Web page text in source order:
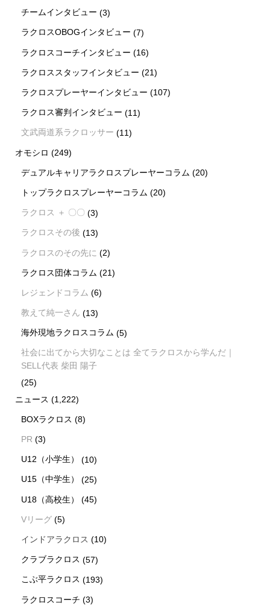
チームインタビュー (3)
ラクロスOBOGインタビュー (7)
ラクロスコーチインタビュー (16)
ラクロススタッフインタビュー (21)
ラクロスプレーヤーインタビュー (107)
ラクロス審判インタビュー (11)
文武両道系ラクロッサー (11)
オモシロ (249)
デュアルキャリアラクロスプレーヤーコラム (20)
トップラクロスプレーヤーコラム (20)
ラクロス ＋ 〇〇 (3)
ラクロスその後 (13)
ラクロスのその先に (2)
ラクロス団体コラム (21)
レジェンドコラム (6)
教えて純一さん (13)
海外現地ラクロスコラム (5)
社会に出てから大切なことは 全てラクロスから学んだ｜
SELL代表 柴田 陽子
(25)
ニュース (1,222)
BOXラクロス (8)
PR (3)
U12（小学生） (10)
U15（中学生） (25)
U18（高校生） (45)
Vリーグ (5)
インドアラクロス (10)
クラブラクロス (57)
こぶ平ラクロス (193)
ラクロスコーチ (3)